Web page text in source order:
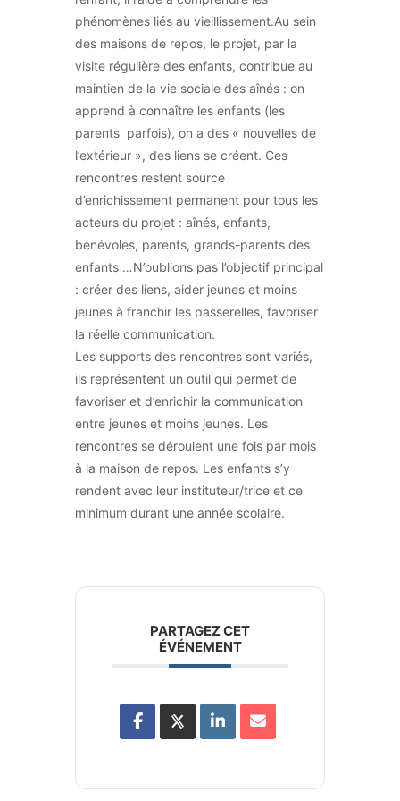
phénomènes liés au vieillissement.Au sein
des maisons de repos, le projet, par la
visite régulière des enfants, contribue au
maintien de la vie sociale des aînés : on
apprend à connaître les enfants (les
parents parfois), on a des « nouvelles de
l’extérieur », des liens se créent. Ces
rencontres restent source
d’enrichissement permanent pour tous les
acteurs du projet : aînés, enfants,
bénévoles, parents, grands-parents des
enfants …N’oublions pas l’objectif principal
: créer des liens, aider jeunes et moins
jeunes à franchir les passerelles, favoriser
la réelle communication.
Les supports des rencontres sont variés,
ils représentent un outil qui permet de
favoriser et d’enrichir la communication
entre jeunes et moins jeunes. Les
rencontres se déroulent une fois par mois
à la maison de repos. Les enfants s’y
rendent avec leur instituteur/trice et ce
minimum durant une année scolaire.
PARTAGEZ CET
ÉVÉNEMENT